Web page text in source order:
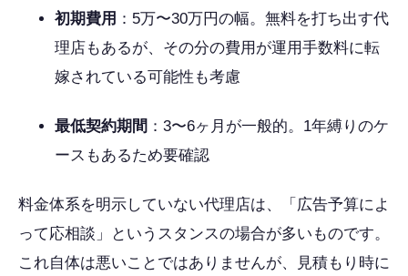
初期費用 ：5万〜30万円の幅。無料を打ち出す代
理店もあるが、その分の費用が運用手数料に転
嫁されている可能性も考慮
最低契約期間 ：3〜6ヶ月が一般的。1年縛りのケ
ースもあるため要確認
料金体系を明示していない代理店は、「広告予算によ
って応相談」というスタンスの場合が多いものです。
これ自体は悪いことではありませんが、見積もり時に